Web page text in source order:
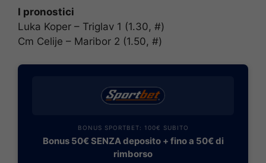
I pronostici
Luka Koper – Triglav 1 (1.30, #)
Cm Celije – Maribor 2 (1.50, #)
BONUS SPORTBET: 100€ SUBITO
Bonus 50€ SENZA deposito + fino a 50€ di
rimborso